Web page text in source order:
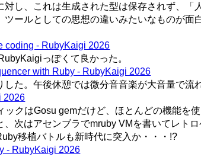
し、これは生成された型は保存されず、「
ールとしての思想の違いみたいなものが面
coding - RubyKaigi 2026
っぽくて良かった。
with Ruby - RubyKaigi 2026
た。午後休憩では微分音音楽が大音量で流
2026
クはGosu gemだけど、ほとんどの機能を
次はアセンブラでmruby VMを書いてレト
移植バトルも新時代に突入か・・・!?
- RubyKaigi 2026